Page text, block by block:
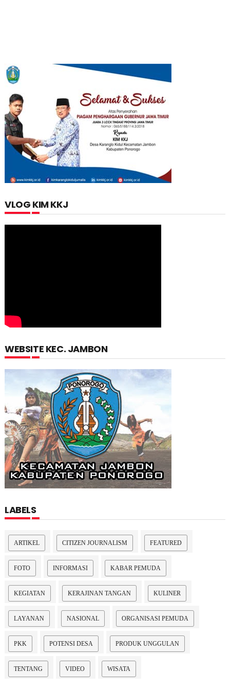
VLOG KIM KKJ
WEBSITE KEC. JAMBON
LABELS
ARTIKEL CITIZEN JOURNALISM FEATURED
FOTO INFORMASI KABAR PEMUDA
KEGIATAN KERAJINAN TANGAN KULINER
LAYANAN NASIONAL ORGANISASI PEMUDA
PKK POTENSI DESA PRODUK UNGGULAN
TENTANG VIDEO WISATA